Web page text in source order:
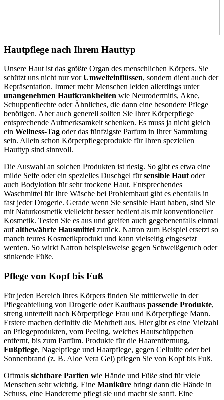
Hautpflege nach Ihrem Hauttyp
Unsere Haut ist das größte Organ des menschlichen Körpers. Sie
schützt uns nicht nur vorUmwelteinflüssen, sondern dient auch der
Repräsentation. Immer mehr Menschen leiden allerdings unter
unangenehmen Hautkrankheiten wie Neurodermitis, Akne,
Schuppenflechte oder Ähnliches, die dann eine besondere Pflege
benötigen. Aber auch generell sollten Sie Ihrer Körperpflege
entsprechende Aufmerksamkeit schenken. Es muss ja nicht gleich
ein Wellness-Tag oder das fünfzigste Parfum in Ihrer Sammlung
sein. Allein schon Körperpflegeprodukte für Ihren speziellen
Hauttyp sind sinnvoll.
Die Auswahl an solchen Produkten ist riesig. So gibt es etwa eine
milde Seife oder ein spezielles Duschgel fürsensible Hautoder
auch Bodylotion für sehr trockene Haut. Entsprechendes
Waschmittel für Ihre Wäsche bei Problemhaut gibt es ebenfalls in
fast jeder Drogerie. Gerade wenn Sie sensible Haut haben, sind Sie
mit Naturkosmetik vielleicht besser bedient als mit konventioneller
Kosmetik. Testen Sie es aus und greifen auch gegebenenfalls einmal
aufaltbewährte Hausmittel zurück. Natron zum Beispiel ersetzt so
manch teures Kosmetikprodukt und kann vielseitig eingesetzt
werden. So wirkt Natron beispielsweise gegen Schweißgeruch oder
stinkende Füße.
Pflege von Kopf bis Fuß
Für jeden Bereich Ihres Körpers finden Sie mittlerweile in der
Pflegeabteilung von Drogerie oder Kaufhaus passende Produkte,
streng unterteilt nach Körperpflege Frau und Körperpflege Mann.
Erstere machen definitiv die Mehrheit aus. Hier gibt es eine Vielzahl
an Pflegeprodukten, vom Peeling, welches Hautschüppchen
entfernt, bis zum Parfüm. Produkte für die Haarentfernung,
Fußpflege, Nagelpflege und Haarpflege, gegen Cellulite oder bei
Sonnenbrand (z. B. Aloe Vera Gel) pflegen Sie von Kopf bis Fuß.
Oftmals sichtbare Partien wie Hände und Füße sind für viele
Menschen sehr wichtig. Eine Maniküre bringt dann die Hände in
Schuss, eine Handcreme pflegt sie und macht sie sanft. Eine